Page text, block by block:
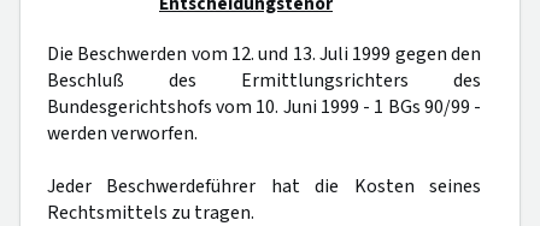
Die Beschwerden vom 12. und 13. Juli 1999 gegen den
Beschluß des Ermittlungsrichters des
Bundesgerichtshofs vom 10. Juni 1999 - 1 BGs 90/99 -
werden verworfen.
Jeder Beschwerdeführer hat die Kosten seines
Rechtsmittels zu tragen.